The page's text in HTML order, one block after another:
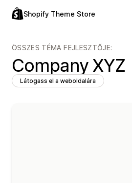
Shopify Theme Store
ÖSSZES TÉMA FEJLESZTŐJE:
Company XYZ
Látogass el a weboldalára